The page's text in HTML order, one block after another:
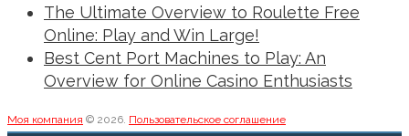
The Ultimate Overview to Roulette Free
Online: Play and Win Large!
Best Cent Port Machines to Play: An
Overview for Online Casino Enthusiasts
Моя компания © 2026. Пользовательское соглашение